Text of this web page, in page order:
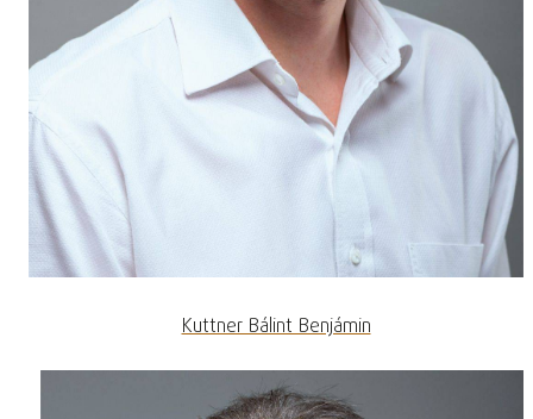
Kuttner Bálint Benjámin